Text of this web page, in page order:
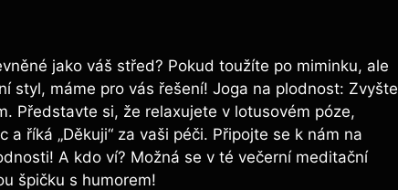
jako váš střed? Pokud toužíte po miminku, ale
styl, máme pro vás řešení! Joga na plodnost: Zvyšte
Představte si, že relaxujete v lotusovém póze,
říká „Děkuji“ za vaši péči. Připojte se k nám na
A kdo ví? Možná se v té večerní meditační
špičku s humorem!